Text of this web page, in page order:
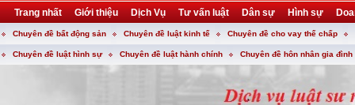
Trang nhất Giới thiệu Dịch Vụ Tư vấn luật Dân sự Hình sự
Khuyến mại Liên hệ forum utility
Chuyên đề bất động sản Chuyên đề luật kinh tế Chuyên đề cho vay thế chấp
Chuyên đề luật hình sự Chuyên đề luật hành chính Chuyên đề hôn nhân gia đình